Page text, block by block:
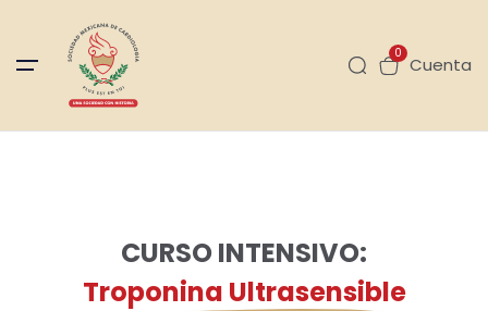
0
Cuenta
CURSO INTENSIVO:
Troponina Ultrasensible